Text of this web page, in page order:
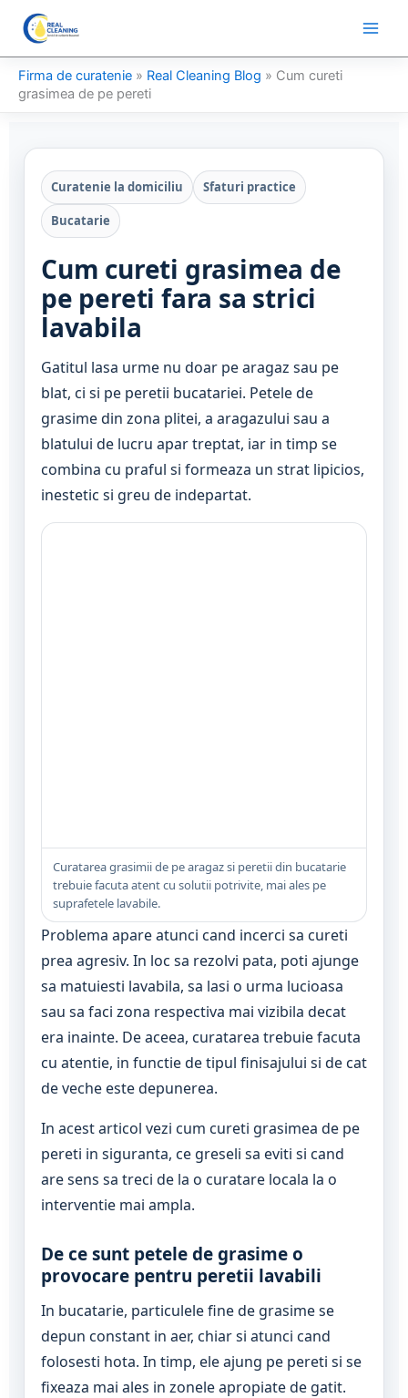
content
Firma de curatenie » Real Cleaning Blog » Cum cureti
grasimea de pe pereti
Curatenie la domiciliu Sfaturi practice
Bucatarie
Cum cureti grasimea de
pe pereti fara sa strici
lavabila
Gatitul lasa urme nu doar pe aragaz sau pe
blat, ci si pe peretii bucatariei. Petele de
grasime din zona plitei, a aragazului sau a
blatului de lucru apar treptat, iar in timp se
combina cu praful si formeaza un strat lipicios,
inestetic si greu de indepartat.
Curatarea grasimii de pe aragaz si peretii din bucatarie
trebuie facuta atent cu solutii potrivite, mai ales pe
suprafetele lavabile.
Problema apare atunci cand incerci sa cureti
prea agresiv. In loc sa rezolvi pata, poti ajunge
sa matuiesti lavabila, sa lasi o urma lucioasa
sau sa faci zona respectiva mai vizibila decat
era inainte. De aceea, curatarea trebuie facuta
cu atentie, in functie de tipul finisajului si de cat
de veche este depunerea.
In acest articol vezi cum cureti grasimea de pe
pereti in siguranta, ce greseli sa eviti si cand
are sens sa treci de la o curatare locala la o
interventie mai ampla.
De ce sunt petele de grasime o
provocare pentru peretii lavabili
In bucatarie, particulele fine de grasime se
depun constant in aer, chiar si atunci cand
folosesti hota. In timp, ele ajung pe pereti si se
fixeaza mai ales in zonele apropiate de gatit.